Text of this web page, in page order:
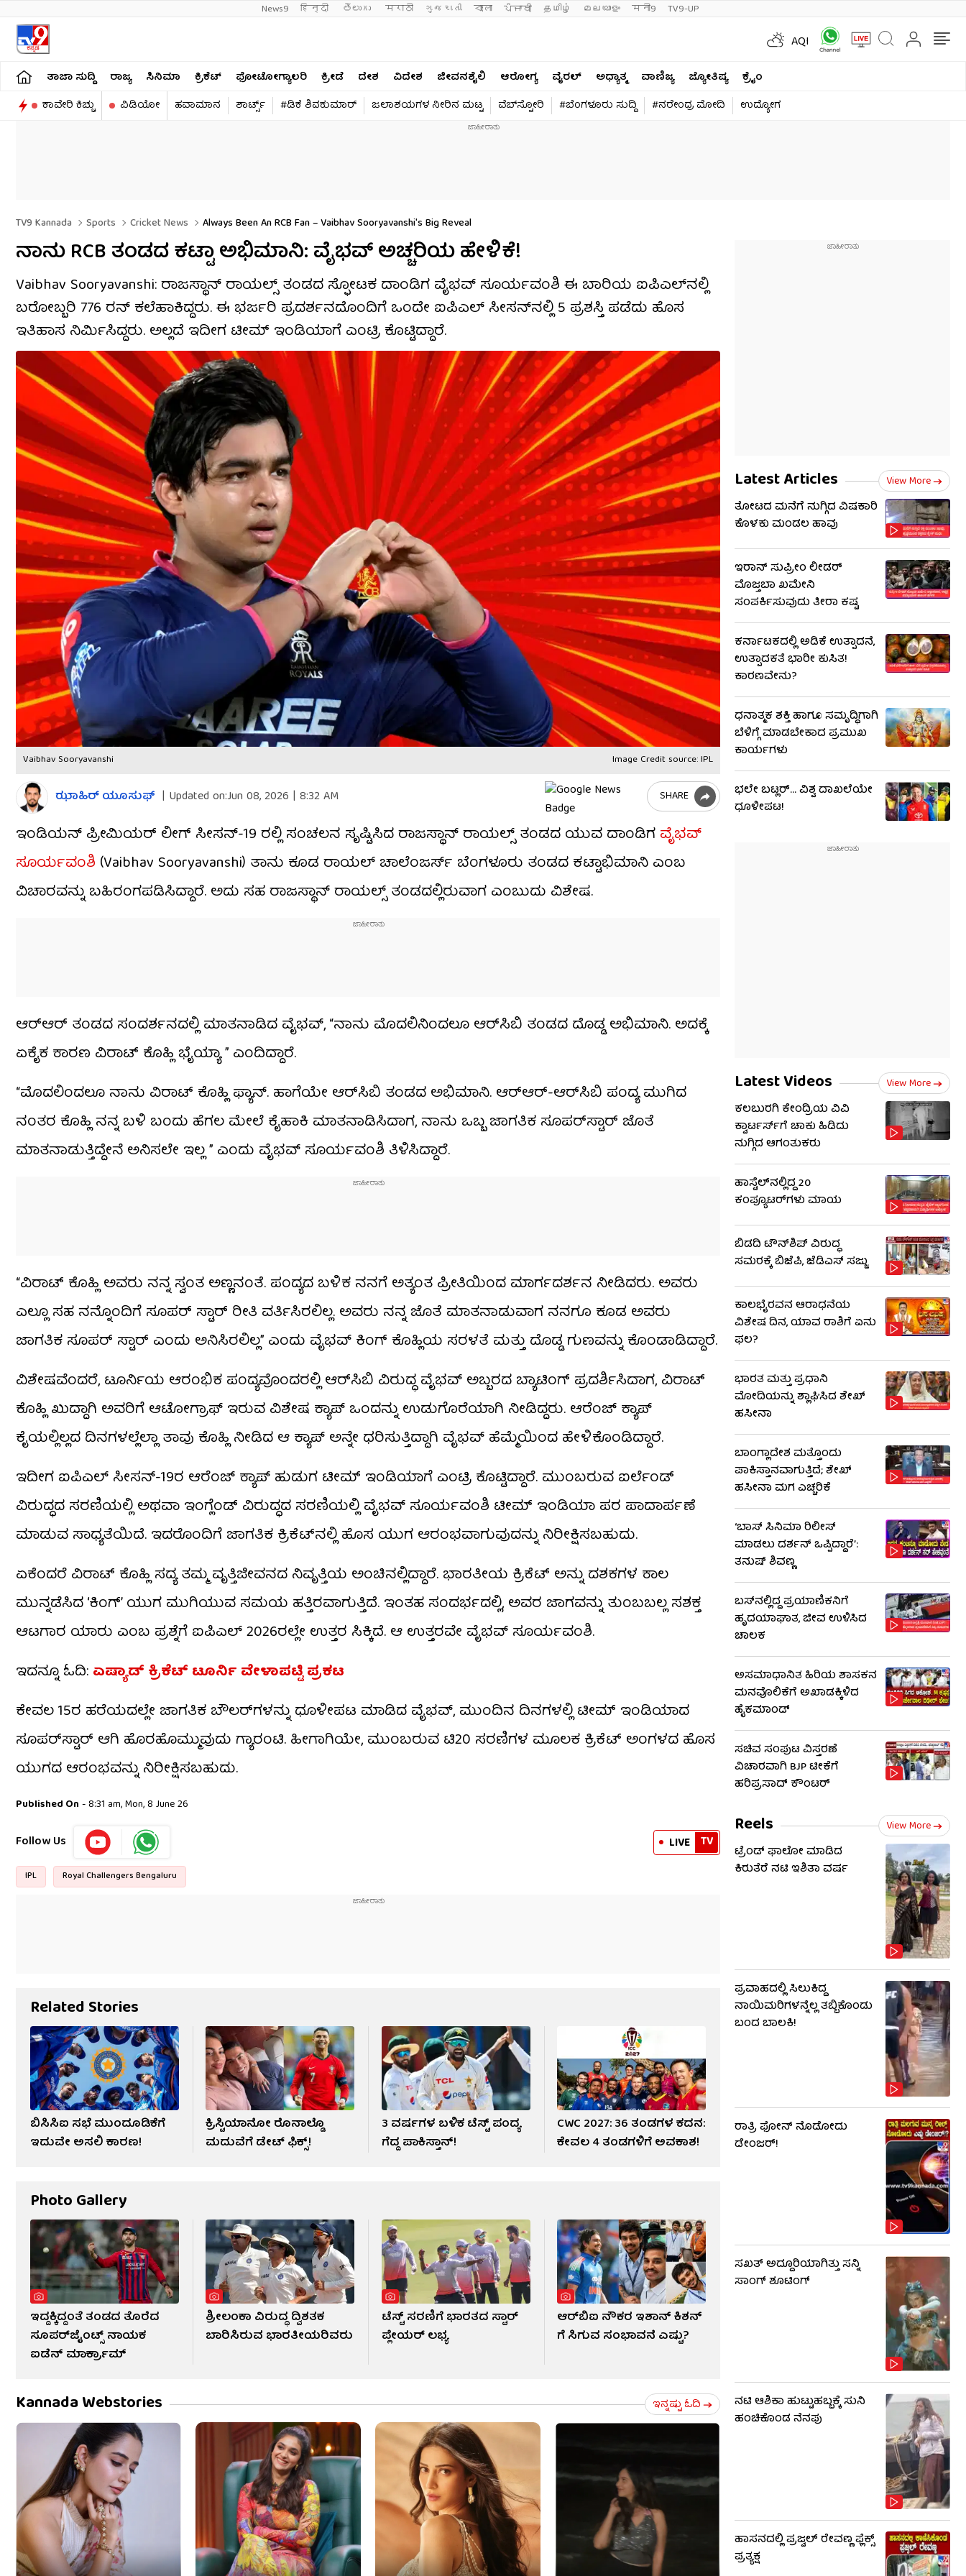
News9 हिन्दी తెలుగు मराठी ગુજરાતી বাংলা ਪੰਜਾਬੀ தமிழ் മലയാളം मनी9 TV9-UP
AQI
ತಾಜಾ ಸುದ್ದಿ ರಾಜ್ಯ ಸಿನಿಮಾ ಕ್ರಿಕೆಟ್​ ಫೋಟೋಗ್ಯಾಲರಿ ಕ್ರೀಡೆ ದೇಶ ವಿದೇಶ ಜೀವನಶೈಲಿ ಆರೋಗ್ಯ ವೈರಲ್​ ಅಧ್ಯಾತ್ಮ ವಾಣಿಜ್ಯ ಜ್ಯೋತಿಷ್ಯ
ಕ್ರೈಂ
ಕಾವೇರಿ ಕಿಚ್ಚು
ವಿಡಿಯೋ ಹವಾಮಾನ ಶಾರ್ಟ್ಸ್​ #ಡಿಕೆ ಶಿವಕುಮಾರ್​ ಜಲಾಶಯಗಳ ನೀರಿನ ಮಟ್ಟ ವೆಬ್​ಸ್ಟೋರಿ #ಬೆಂಗಳೂರು ಸುದ್ದಿ #ನರೇಂದ್ರ ಮೋದಿ ಉದ್ಯೋಗ
TV9 Kannada Sports Cricket News Always Been An RCB Fan – Vaibhav Sooryavanshi's Big Reveal
ನಾನು RCB ತಂಡದ ಕಟ್ಟಾ ಅಭಿಮಾನಿ: ವೈಭವ್ ಅಚ್ಚರಿಯ ಹೇಳಿಕೆ!
Vaibhav Sooryavanshi: ರಾಜಸ್ಥಾನ್ ರಾಯಲ್ಸ್ ತಂಡದ ಸ್ಫೋಟಕ ದಾಂಡಿಗ ವೈಭವ್ ಸೂರ್ಯವಂಶಿ ಈ ಬಾರಿಯ ಐಪಿಎಲ್​​ನಲ್ಲಿ
ಬರೋಬ್ಬರಿ 776 ರನ್​​ ಕಲೆಹಾಕಿದ್ದರು. ಈ ಭರ್ಜರಿ ಪ್ರದರ್ಶನದೊಂದಿಗೆ ಒಂದೇ ಐಪಿಎಲ್​​ ಸೀಸನ್​ನಲ್ಲಿ 5 ಪ್ರಶಸ್ತಿ ಪಡೆದು ಹೊಸ
ಇತಿಹಾಸ ನಿರ್ಮಿಸಿದ್ದರು. ಅಲ್ಲದೆ ಇದೀಗ ಟೀಮ್ ಇಂಡಿಯಾಗೆ ಎಂಟ್ರಿ ಕೊಟ್ಟಿದ್ದಾರೆ.
Vaibhav Sooryavanshi Image Credit source: IPL
ಝಾಹಿರ್ ಯೂಸುಫ್ | Updated on:Jun 08, 2026 | 8:32 AM SHARE
ಇಂಡಿಯನ್ ಪ್ರೀಮಿಯರ್ ಲೀಗ್​ ಸೀಸನ್-19 ರಲ್ಲಿ ಸಂಚಲನ ಸೃಷ್ಟಿಸಿದ ರಾಜಸ್ಥಾನ್ ರಾಯಲ್ಸ್ ತಂಡದ ಯುವ ದಾಂಡಿಗ ವೈಭವ್
ಸೂರ್ಯವಂಶಿ (Vaibhav Sooryavanshi) ತಾನು ಕೂಡ ರಾಯಲ್ ಚಾಲೆಂಜರ್ಸ್ ಬೆಂಗಳೂರು ತಂಡದ ಕಟ್ಟಾಭಿಮಾನಿ ಎಂಬ
ವಿಚಾರವನ್ನು ಬಹಿರಂಗಪಡಿಸಿದ್ದಾರೆ. ಅದು ಸಹ ರಾಜಸ್ಥಾನ್ ರಾಯಲ್ಸ್ ತಂಡದಲ್ಲಿರುವಾಗ ಎಂಬುದು ವಿಶೇಷ.
ಆರ್​​ಆರ್ ತಂಡದ ಸಂದರ್ಶನದಲ್ಲಿ ಮಾತನಾಡಿದ ವೈಭವ್, “ನಾನು ಮೊದಲಿನಿಂದಲೂ ಆರ್‌ಸಿಬಿ ತಂಡದ ದೊಡ್ಡ ಅಭಿಮಾನಿ. ಅದಕ್ಕೆ
ಏಕೈಕ ಕಾರಣ ವಿರಾಟ್ ಕೊಹ್ಲಿ ಭೈಯ್ಯಾ ” ಎಂದಿದ್ದಾರೆ.
“ಮೊದಲಿಂದಲೂ ನಾನು ವಿರಾಟ್ ಕೊಹ್ಲಿ ಫ್ಯಾನ್. ಹಾಗೆಯೇ ಆರ್​ಸಿಬಿ ತಂಡದ ಅಭಿಮಾನಿ. ಆರ್​ಆರ್​-ಆರ್​ಸಿಬಿ ಪಂದ್ಯ ಮುಗಿದ
ನಂತರ ಕೊಹ್ಲಿ ನನ್ನ ಬಳಿ ಬಂದು ಹೆಗಲ ಮೇಲೆ ಕೈಹಾಕಿ ಮಾತನಾಡಿಸಿದಾಗ, ನಾನು ಒಬ್ಬ ಜಾಗತಿಕ ಸೂಪರ್‌ಸ್ಟಾರ್ ಜೊತೆ
ಮಾತನಾಡುತ್ತಿದ್ದೇನೆ ಅನಿಸಲೇ ಇಲ್ಲ ” ಎಂದು ವೈಭವ್ ಸೂರ್ಯವಂಶಿ ತಿಳಿಸಿದ್ದಾರೆ.
“ವಿರಾಟ್ ಕೊಹ್ಲಿ ಅವರು ನನ್ನ ಸ್ವಂತ ಅಣ್ಣನಂತೆ. ಪಂದ್ಯದ ಬಳಿಕ ನನಗೆ ಅತ್ಯಂತ ಪ್ರೀತಿಯಿಂದ ಮಾರ್ಗದರ್ಶನ ನೀಡಿದರು. ಅವರು
ಎಲ್ಲೂ ಸಹ ನನ್ನೊಂದಿಗೆ ಸೂಪರ್ ಸ್ಟಾರ್ ರೀತಿ ವರ್ತಿಸಿರಲಿಲ್ಲ. ಅವರು ನನ್ನ ಜೊತೆ ಮಾತನಾಡುವಾಗ ನನಗೂ ಕೂಡ ಅವರು
ಜಾಗತಿಕ ಸೂಪರ್ ಸ್ಟಾರ್ ಎಂದು ಅನಿಸಿರಲಿಲ್ಲ” ಎಂದು ವೈಭವ್ ಕಿಂಗ್ ಕೊಹ್ಲಿಯ ಸರಳತೆ ಮತ್ತು ದೊಡ್ಡ ಗುಣವನ್ನು ಕೊಂಡಾಡಿದ್ದಾರೆ.
ವಿಶೇಷವೆಂದರೆ, ಟೂರ್ನಿಯ ಆರಂಭಿಕ ಪಂದ್ಯವೊಂದರಲ್ಲಿ ಆರ್‌ಸಿಬಿ ವಿರುದ್ಧ ವೈಭವ್ ಅಬ್ಬರದ ಬ್ಯಾಟಿಂಗ್ ಪ್ರದರ್ಶಿಸಿದಾಗ, ವಿರಾಟ್
ಕೊಹ್ಲಿ ಖುದ್ದಾಗಿ ಅವರಿಗೆ ಆಟೋಗ್ರಾಫ್ ಇರುವ ವಿಶೇಷ ಕ್ಯಾಪ್ ಒಂದನ್ನು ಉಡುಗೊರೆಯಾಗಿ ನೀಡಿದ್ದರು. ಆರೆಂಜ್ ಕ್ಯಾಪ್
ಕೈಯಲ್ಲಿಲ್ಲದ ದಿನಗಳಲ್ಲೆಲ್ಲಾ ತಾವು ಕೊಹ್ಲಿ ನೀಡಿದ ಆ ಕ್ಯಾಪ್ ಅನ್ನೇ ಧರಿಸುತ್ತಿದ್ದಾಗಿ ವೈಭವ್ ಹೆಮ್ಮೆಯಿಂದ ಹೇಳಿಕೊಂಡಿದ್ದಾರೆ.
ಇದೀಗ ಐಪಿಎಲ್ ಸೀಸನ್​-19ರ ಆರೆಂಜ್ ಕ್ಯಾಪ್ ಹುಡುಗ ಟೀಮ್ ಇಂಡಿಯಾಗೆ ಎಂಟ್ರಿ ಕೊಟ್ಟಿದ್ದಾರೆ. ಮುಂಬರುವ ಐರ್ಲೆಂಡ್
ವಿರುದ್ಧದ ಸರಣಿಯಲ್ಲಿ ಅಥವಾ ಇಂಗ್ಲೆಂಡ್ ವಿರುದ್ಧದ ಸರಣಿಯಲ್ಲಿ ವೈಭವ್ ಸೂರ್ಯವಂಶಿ ಟೀಮ್ ಇಂಡಿಯಾ ಪರ ಪಾದಾರ್ಪಣೆ
ಮಾಡುವ ಸಾಧ್ಯತೆಯಿದೆ. ಇದರೊಂದಿಗೆ ಜಾಗತಿಕ ಕ್ರಿಕೆಟ್​ನಲ್ಲಿ ಹೊಸ ಯುಗ ಆರಂಭವಾಗುವುದನ್ನು ನಿರೀಕ್ಷಿಸಬಹುದು.
ಏಕೆಂದರೆ ವಿರಾಟ್ ಕೊಹ್ಲಿ ಸದ್ಯ ತಮ್ಮ ವೃತ್ತಿಜೀವನದ ನಿವೃತ್ತಿಯ ಅಂಚಿನಲ್ಲಿದ್ದಾರೆ. ಭಾರತೀಯ ಕ್ರಿಕೆಟ್ ಅನ್ನು ದಶಕಗಳ ಕಾಲ
ಮುನ್ನಡೆಸಿದ ‘ಕಿಂಗ್’ ಯುಗ ಮುಗಿಯುವ ಸಮಯ ಹತ್ತಿರವಾಗುತ್ತಿದೆ. ಇಂತಹ ಸಂದರ್ಭದಲ್ಲಿ, ಅವರ ಜಾಗವನ್ನು ತುಂಬಬಲ್ಲ ಸಶಕ್ತ
ಆಟಗಾರ ಯಾರು ಎಂಬ ಪ್ರಶ್ನೆಗೆ ಐಪಿಎಲ್ 2026ರಲ್ಲೇ ಉತ್ತರ ಸಿಕ್ಕಿದೆ. ಆ ಉತ್ತರವೇ ವೈಭವ್ ಸೂರ್ಯವಂಶಿ.
ಇದನ್ನೂ ಓದಿ: ಏಷ್ಯಾಡ್ ಕ್ರಿಕೆಟ್ ಟೂರ್ನಿ ವೇಳಾಪಟ್ಟಿ ಪ್ರಕಟ
ಕೇವಲ 15ರ ಹರೆಯದಲ್ಲೇ ಜಾಗತಿಕ ಬೌಲರ್‌ಗಳನ್ನು ಧೂಳೀಪಟ ಮಾಡಿದ ವೈಭವ್, ಮುಂದಿನ ದಿನಗಳಲ್ಲಿ ಟೀಮ್ ಇಂಡಿಯಾದ
ಸೂಪರ್‌ಸ್ಟಾರ್ ಆಗಿ ಹೊರಹೊಮ್ಮುವುದು ಗ್ಯಾರಂಟಿ. ಹೀಗಾಗಿಯೇ, ಮುಂಬರುವ ಟಿ20 ಸರಣಿಗಳ ಮೂಲಕ ಕ್ರಿಕೆಟ್ ಅಂಗಳದ ಹೊಸ
ಯುಗದ ಆರಂಭವನ್ನು ನಿರೀಕ್ಷಿಸಬಹುದು.
Published On - 8:31 am, Mon, 8 June 26
Follow Us LIVE TV
IPL Royal Challengers Bengaluru
Related Stories
ಬಿಸಿಸಿಐ ಸಭೆ ಮುಂದೂಡಿಕೆಗೆ
ಇದುವೇ ಅಸಲಿ ಕಾರಣ!
ಕ್ರಿಸ್ಟಿಯಾನೋ ರೊನಾಲ್ಡೊ
ಮದುವೆಗೆ ಡೇಟ್ ಫಿಕ್ಸ್​!
3 ವರ್ಷಗಳ ಬಳಿಕ ಟೆಸ್ಟ್ ಪಂದ್ಯ
ಗೆದ್ದ ಪಾಕಿಸ್ತಾನ್!
CWC 2027: 36 ತಂಡಗಳ ಕದನ:
ಕೇವಲ 4 ತಂಡಗಳಿಗೆ ಅವಕಾಶ!
Photo Gallery
ಇದ್ದಕ್ಕಿದ್ದಂತೆ ತಂಡದ ತೊರೆದ
ಸೂಪರ್‌ಜೈಂಟ್ಸ್ ನಾಯಕ
ಐಡೆನ್ ಮಾರ್ಕ್ರಾಮ್
ಶ್ರೀಲಂಕಾ ವಿರುದ್ಧ ದ್ವಿಶತಕ
ಬಾರಿಸಿರುವ ಭಾರತೀಯರಿವರು
ಟೆಸ್ಟ್ ಸರಣಿಗೆ ಭಾರತದ ಸ್ಟಾರ್
ಪ್ಲೇಯರ್ ಲಭ್ಯ
ಆರ್​ಬಿಐ ನೌಕರ ಇಶಾನ್ ಕಿಶನ್​
ಗೆ ಸಿಗುವ ಸಂಭಾವನೆ ಎಷ್ಟು?
Kannada Webstories ಇನ್ನಷ್ಟು ಓದಿ
Latest Articles View More
ತೋಟದ ಮನೆಗೆ ನುಗ್ಗಿದ ವಿಷಕಾರಿ
ಕೊಳಕು ಮಂಡಲ ಹಾವು
ಇರಾನ್ ಸುಪ್ರೀಂ ಲೀಡರ್
ಮೊಜ್ತಬಾ ಖಮೇನಿ
ಸಂಪರ್ಕಿಸುವುದು ತೀರಾ ಕಷ್ಟ
ಕರ್ನಾಟಕದಲ್ಲಿ ಅಡಿಕೆ ಉತ್ಪಾದನೆ,
ಉತ್ಪಾದಕತೆ ಭಾರೀ ಕುಸಿತ!
ಕಾರಣವೇನು?
ಧನಾತ್ಮಕ ಶಕ್ತಿ ಹಾಗೂ ಸಮೃದ್ಧಿಗಾಗಿ
ಬೆಳಿಗ್ಗೆ ಮಾಡಬೇಕಾದ ಪ್ರಮುಖ
ಕಾರ್ಯಗಳು
ಭಲೇ ಬಟ್ಲರ್... ವಿಶ್ವ ದಾಖಲೆಯೇ
ಧೂಳೀಪಟ!
Latest Videos View More
ಕಲಬುರಗಿ ಕೇಂದ್ರಿಯ ವಿವಿ
ಕ್ವಾರ್ಟರ್ಸ್‌ಗೆ ಚಾಕು ಹಿಡಿದು
ನುಗ್ಗಿದ ಆಗಂತುಕರು
ಹಾಸ್ಟೆಲ್‌ನಲ್ಲಿದ್ದ 20
ಕಂಪ್ಯೂಟರ್‌ಗಳು ಮಾಯ
ಬಿಡದಿ ಟೌನ್‌ಶಿಪ್ ವಿರುದ್ಧ
ಸಮರಕ್ಕೆ ಬಿಜೆಪಿ, ಜೆಡಿಎಸ್ ಸಜ್ಜು
ಕಾಲಭೈರವನ ಆರಾಧನೆಯ
ವಿಶೇಷ ದಿನ, ಯಾವ ರಾಶಿಗೆ ಏನು
ಫಲ?
ಭಾರತ ಮತ್ತು ಪ್ರಧಾನಿ
ಮೋದಿಯನ್ನು ಶ್ಲಾಘಿಸಿದ ಶೇಖ್
ಹಸೀನಾ
ಬಾಂಗ್ಲಾದೇಶ ಮತ್ತೊಂದು
ಪಾಕಿಸ್ತಾನವಾಗುತ್ತಿದೆ; ಶೇಖ್
ಹಸೀನಾ ಮಗ ಎಚ್ಚರಿಕೆ
‘ಬಾಸ್ ಸಿನಿಮಾ ರಿಲೀಸ್
ಮಾಡಲು ದರ್ಶನ್ ಒಪ್ಪಿದ್ದಾರೆ’:
ತನುಷ್ ಶಿವಣ್ಣ
ಬಸ್‌ನಲ್ಲಿದ್ದ ಪ್ರಯಾಣಿಕನಿಗೆ
ಹೃದಯಾಘಾತ, ಜೀವ ಉಳಿಸಿದ
ಚಾಲಕ
ಅಸಮಾಧಾನಿತ ಹಿರಿಯ ಶಾಸಕನ
ಮನವೊಲಿಕೆಗೆ ಅಖಾಡಕ್ಕಿಳಿದ
ಹೈಕಮಾಂಡ್
ಸಚಿವ ಸಂಪುಟ ವಿಸ್ತರಣೆ
ವಿಚಾರವಾಗಿ BJP ಟೀಕೆಗೆ
ಹರಿಪ್ರಸಾದ್ ಕೌಂಟರ್​​
Reels View More
ಟ್ರೆಂಡ್​​ ಫಾಲೋ ಮಾಡಿದ
ಕಿರುತೆರೆ ನಟಿ ಇಶಿತಾ ವರ್ಷ
ಪ್ರವಾಹದಲ್ಲಿ ಸಿಲುಕಿದ್ದ
ನಾಯಿಮರಿಗಳನ್ನೆಲ್ಲ ತಬ್ಬಿಕೊಂಡು
ಬಂದ ಬಾಲಕಿ!
ರಾತ್ರಿ ಫೋನ್​​ ನೊಡೋದು
ಡೇಂಜರ್!
ಸಖತ್ ಅದ್ದೂರಿಯಾಗಿತ್ತು ಸನ್ನಿ
ಸಾಂಗ್ ಶೂಟಿಂಗ್
ನಟಿ ಆಶಿಕಾ ಹುಟ್ಟುಹಬ್ಬಕ್ಕೆ ಸುನಿ
ಹಂಚಿಕೊಂಡ ನೆನಪು
ಹಾಸನದಲ್ಲಿ ಪ್ರಜ್ವಲ್ ರೇವಣ್ಣ ಫ್ಲೆಕ್ಸ್
ಪ್ರತ್ಯಕ್ಷ